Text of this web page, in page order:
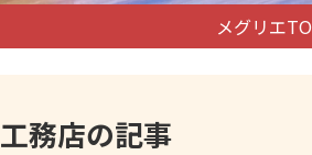
メグリエ
務店の記事